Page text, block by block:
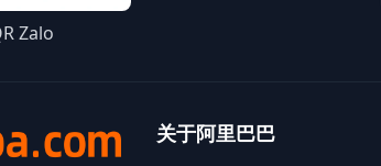
Zalo
关于阿里巴巴